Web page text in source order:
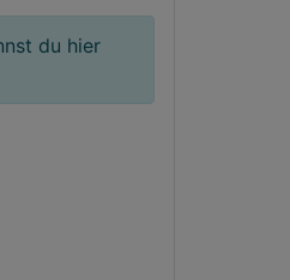
du hier